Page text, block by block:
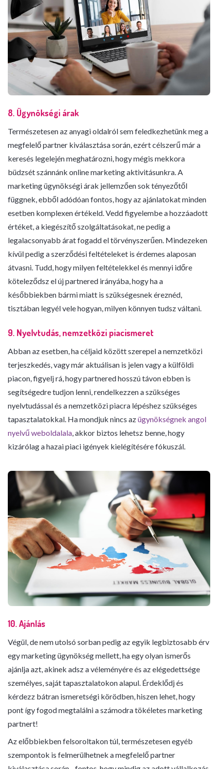
8. Ügynökségi árak
Természetesen az anyagi oldalról sem feledkezhetünk meg a
megfelelő partner kiválasztása során, ezért célszerű már a
keresés legelején meghatározni, hogy mégis mekkora
büdzsét szánnánk online marketing aktivitásunkra. A
marketing ügynökségi árak jellemzően sok tényezőtől
függnek, ebből adódóan fontos, hogy az ajánlatokat minden
esetben komplexen értékeld. Vedd figyelembe a hozzáadott
értéket, a kiegészítő szolgáltatásokat, ne pedig a
legalacsonyabb árat fogadd el törvényszerűen. Mindezeken
kívül pedig a szerződési feltételeket is érdemes alaposan
átvasni. Tudd, hogy milyen feltételekkel és mennyi időre
köteleződsz el új partnered irányába, hogy ha a
későbbiekben bármi miatt is szükségesnek éreznéd,
tisztában legyél vele hogyan, milyen könnyen tudsz váltani.
9. Nyelvtudás, nemzetközi piacismeret
Abban az esetben, ha céljaid között szerepel a nemzetközi
terjeszkedés, vagy már aktuálisan is jelen vagy a külföldi
piacon, figyelj rá, hogy partnered hosszú távon ebben is
segítségedre tudjon lenni, rendelkezzen a szükséges
nyelvtudással és a nemzetközi piacra lépéshez szükséges
tapasztalatokkal. Ha mondjuk nincs azügynökségnek angol
nyelvű weboldalala, akkor biztos lehetsz benne, hogy
kizárólag a hazai piaci igények kielégítésére fókuszál.
10. Ajánlás
Végül, de nem utolsó sorban pedig az egyik legbiztosabb érv
egy marketing ügynökség mellett, ha egy olyan ismerős
ajánlja azt, akinek adsz a véleményére és az elégedettsége
személyes, saját tapasztalatokon alapul. Érdeklődj és
kérdezz bátran ismeretségi körödben, hiszen lehet, hogy
pont így fogod megtalálni a számodra tökéletes marketing
partnert!
Az előbbiekben felsoroltakon túl, természetesen egyéb
szempontok is felmerülhetnek a megfelelő partner